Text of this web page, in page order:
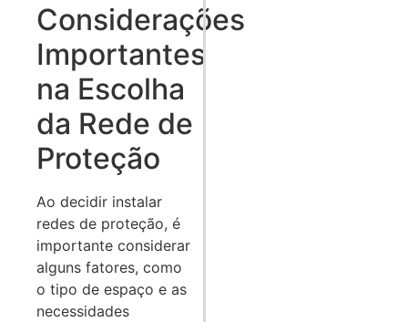
Considerações
Importantes
na Escolha
da Rede de
Proteção
Ao decidir instalar
redes de proteção, é
importante considerar
alguns fatores, como
o tipo de espaço e as
necessidades